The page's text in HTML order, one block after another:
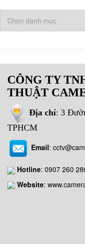
CÔNG TY
THUẬT
Địa chỉ: 3
TPHCM
Email:
Hotline: 0907 260
Website: